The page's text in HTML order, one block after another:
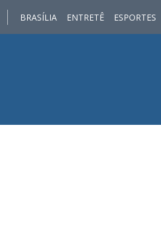
BRASÍLIA ENTRETÊ ESPORTES